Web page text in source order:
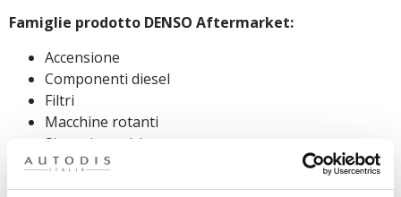
Famiglie prodotto DENSO Aftermarket:
Accensione
Componenti diesel
Filtri
Macchine rotanti
Sistemi termici
Sistemi di gestione motore
Spazzole tergicristallo